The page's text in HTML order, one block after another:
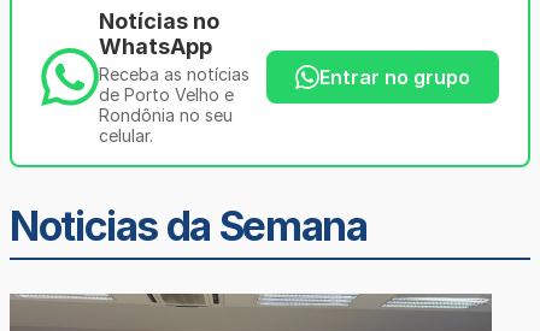
Notícias no
WhatsApp
Receba as notícias
de Porto Velho e
Rondônia no seu
celular.
Entrar no grupo
Noticias da Semana